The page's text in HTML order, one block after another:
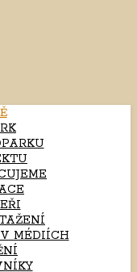
MÉDIÍCH